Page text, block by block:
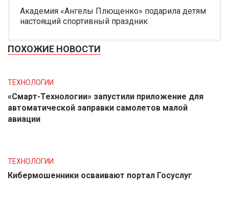
Академия «Ангелы Плющенко» подарила детям
настоящий спортивный праздник
ПОХОЖИЕ НОВОСТИ
ТЕХНОЛОГИИ
«Смарт-Технологии» запустили приложение для
автоматической заправки самолетов малой
авиации
ТЕХНОЛОГИИ
Кибермошенники осваивают портал Госуслуг